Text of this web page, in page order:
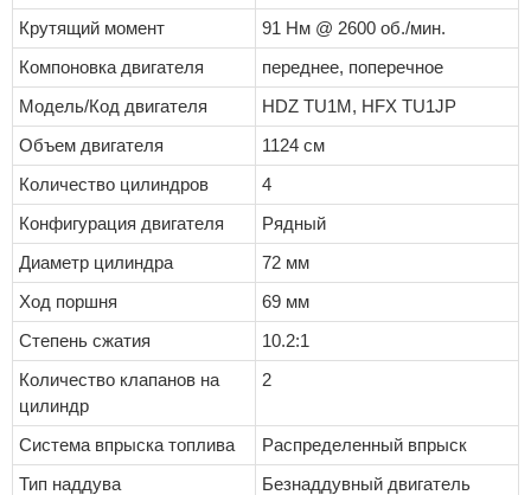
Крутящий момент
91 Нм @ 2600 об./мин.
Компоновка двигателя
переднее, поперечное
Модель/Код двигателя
HDZ TU1M, HFX TU1JP
Объем двигателя
1124 см
Количество цилиндров
4
Конфигурация двигателя
Рядный
Диаметр цилиндра
72 мм
Ход поршня
69 мм
Степень сжатия
10.2:1
Количество клапанов на
цилиндр
2
Система впрыска топлива
Распределенный впрыск
Тип наддува
Безнаддувный двигатель